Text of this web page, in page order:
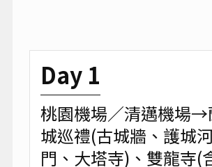
Day 1
桃園機場／清邁機場→
城巡禮(古城牆、護城
門、大塔寺)、雙龍寺(